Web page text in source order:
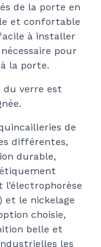
de la porte en
et confortable
à installer
pour
la porte.
verre est
de
différentes,
durable,
et le nickelage
choisie,
belle et
les